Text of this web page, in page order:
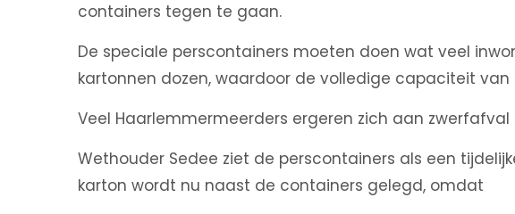
containers tegen te gaan.
De speciale perscontainers moeten doen wat veel
kartonnen dozen, waardoor de volledige capaciteit
Veel Haarlemmermeerders ergeren zich aan zwerfafval
Wethouder Sedee ziet de perscontainers als een
karton wordt nu naast de containers gelegd, omdat